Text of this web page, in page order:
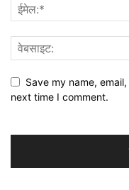
Save my name,
next time I comment.